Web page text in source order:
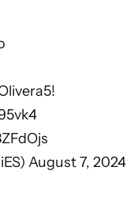
!
August 7, 2024